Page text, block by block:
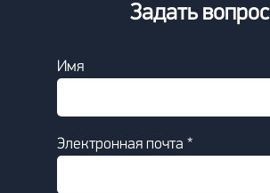
Задать вопрос
Имя
Электронная почта *